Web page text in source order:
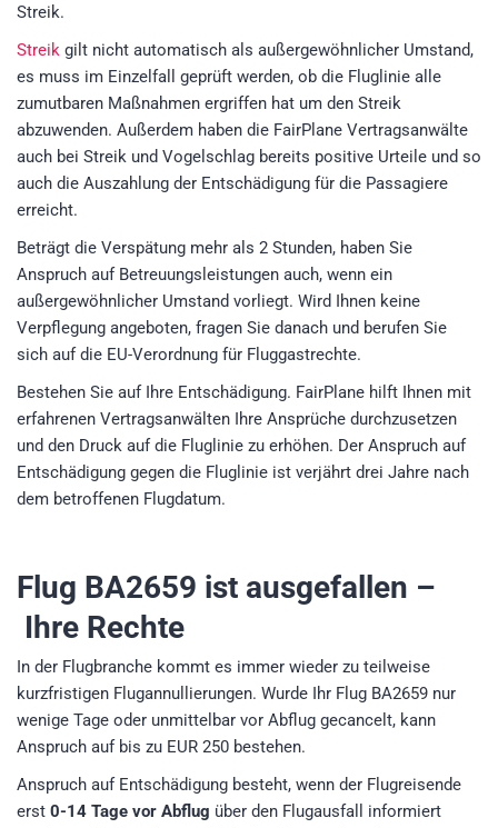
Streik.
Streik gilt nicht automatisch als außergewöhnlicher Umstand,
es muss im Einzelfall geprüft werden, ob die Fluglinie alle
zumutbaren Maßnahmen ergriffen hat um den Streik
abzuwenden. Außerdem haben die FairPlane Vertragsanwälte
auch bei Streik und Vogelschlag bereits positive Urteile und so
auch die Auszahlung der Entschädigung für die Passagiere
erreicht.
Beträgt die Verspätung mehr als 2 Stunden, haben Sie
Anspruch auf Betreuungsleistungen auch, wenn ein
außergewöhnlicher Umstand vorliegt. Wird Ihnen keine
Verpflegung angeboten, fragen Sie danach und berufen Sie
sich auf die EU-Verordnung für Fluggastrechte.
Bestehen Sie auf Ihre Entschädigung. FairPlane hilft Ihnen mit
erfahrenen Vertragsanwälten Ihre Ansprüche durchzusetzen
und den Druck auf die Fluglinie zu erhöhen. Der Anspruch auf
Entschädigung gegen die Fluglinie ist verjährt drei Jahre nach
dem betroffenen Flugdatum.
Flug BA2659 ist ausgefallen –
Ihre Rechte
In der Flugbranche kommt es immer wieder zu teilweise
kurzfristigen Flugannullierungen. Wurde Ihr Flug BA2659 nur
wenige Tage oder unmittelbar vor Abflug gecancelt, kann
Anspruch auf bis zu EUR 250 bestehen.
Anspruch auf Entschädigung besteht, wenn der Flugreisende
erst 0-14 Tage vor Abflug über den Flugausfall informiert